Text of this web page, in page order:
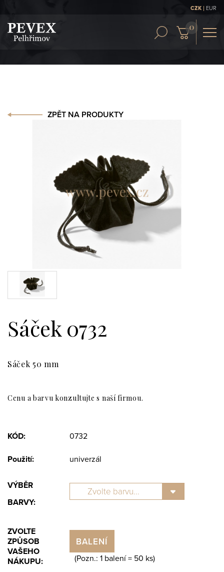
CZK | EUR
ZPĚT NA PRODUKTY
Sáček 0732
Sáček 50 mm
Cenu a barvu konzultujte s naší firmou.
KÓD: 0732
Použití: univerzál
VÝBĚR
BARVY:
ZVOLTE
ZPŮSOB
VAŠEHO
NÁKUPU:
BALENÍ
(Pozn.: 1 balení = 50 ks)